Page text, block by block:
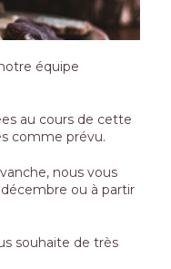
équipe
au cours de cette
comme prévu.
nous vous
ou à partir
souhaite de très